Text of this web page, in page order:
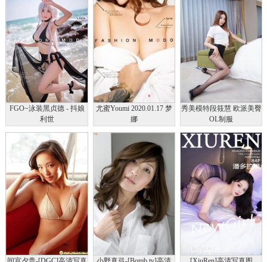
FGO~泳装黑贞德 - 抖娘
利世
尤蜜Youmi 2020.01.17 梦
娜
秀美模特段筱慧 欧派美臀
OL制服